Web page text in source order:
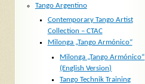
Tango Argentino
Contemporary Tango Artist
Collection – CTAC
Milonga „Tango Armónico“
Milonga „Tango Armónico“
(English Version)
Tango Technik Training